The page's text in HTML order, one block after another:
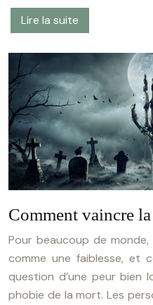
Lire la suite
Comment vaincre
Pour beaucoup de
comme une faiblesse, et
question d’une peur bien
phobie de la mort. Les